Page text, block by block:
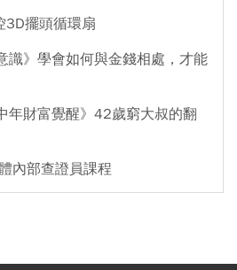
3D擺頭循環扇
識》學會如何與金錢相處，才能
年財富覺醒》42歲窮大叔的翻
內部查證員課程